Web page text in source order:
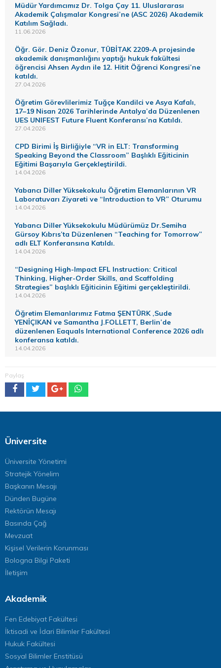
Müdür Yardımcımız Dr. Tolga Çay 11. Uluslararası
Akademik Çalışmalar Kongresi’ne (ASC 2026) Akademik
Katılım Sağladı.
11.06.2026
Öğr. Gör. Deniz Özonur, TÜBİTAK 2209-A projesinde
akademik danışmanlığını yaptığı hukuk fakültesi
öğrencisi Ahsen Aydın ile 12. Hitit Öğrenci Kongresi’ne
katıldı.
27.04.2026
Öğretim Görevlilerimiz Tuğçe Kandilci ve Asya Kafalı,
17–19 Nisan 2026 Tarihlerinde Antalya’da Düzenlenen
UES UNIFEST Future Fluent Konferansı’na Katıldı.
27.04.2026
CPD Birimi İş Birliğiyle “VR in ELT: Transforming
Speaking Beyond the Classroom” Başlıklı Eğiticinin
Eğitimi Başarıyla Gerçekleştirildi.
14.04.2026
Yabancı Diller Yüksekokulu Öğretim Elemanlarının VR
Laboratuvarı Ziyareti ve “Introduction to VR” Oturumu
14.04.2026
Yabancı Diller Yüksekokulu Müdürümüz Dr.Semiha
Gürsoy Kıbrıs’ta Düzenlenen “Teaching for Tomorrow”
adlı ELT Konferansına Katıldı.
14.04.2026
“Designing High-Impact EFL Instruction: Critical
Thinking, Higher-Order Skills, and Scaffolding
Strategies” başlıklı Eğiticinin Eğitimi gerçekleştirildi.
14.04.2026
Öğretim Elemanlarımız Fatma ŞENTÜRK ,Sude
YENİÇIKAN ve Samantha J.FOLLETT, Berlin’de
düzenlenen Eaquals International Conference 2026 adlı
konferansa katıldı.
14.04.2026
Paylaş
Üniversite
Üniversite Yönetimi
Stratejik Yönelim
Başkanın Mesajı
Dünden Bugüne
Rektörün Mesajı
Basında Çağ
Mevzuat
Kişisel Verilerin Korunması
Bologna Bilgi Paketi
İletişim
Akademik
Fen Edebiyat Fakültesi
İktisadi ve İdari Bilimler Fakültesi
Hukuk Fakültesi
Sosyal Bilimler Enstitüsü